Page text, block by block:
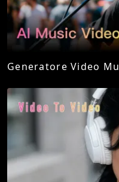
Generatore Video